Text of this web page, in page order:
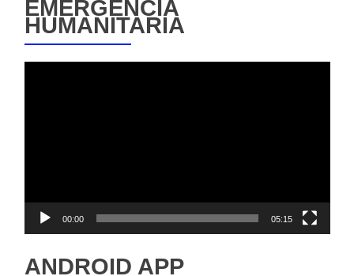
EMERGENCIA
HUMANITARIA
00:00 05:15
ANDROID APP